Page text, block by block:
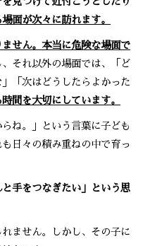
面が次々に訪れます。
せん。本当に危険な場面で
、それ以外の場面では、「ど
「次はどうしたらよかった
間を大切にしています。
ね。」という言葉に子ども
日々の積み重ねの中で育っ
手をつなぎたい」という思
ません。しかし、その子に